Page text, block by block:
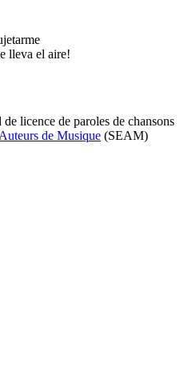
lleva el aire!
licence de paroles de chansons
de Musique (SEAM)